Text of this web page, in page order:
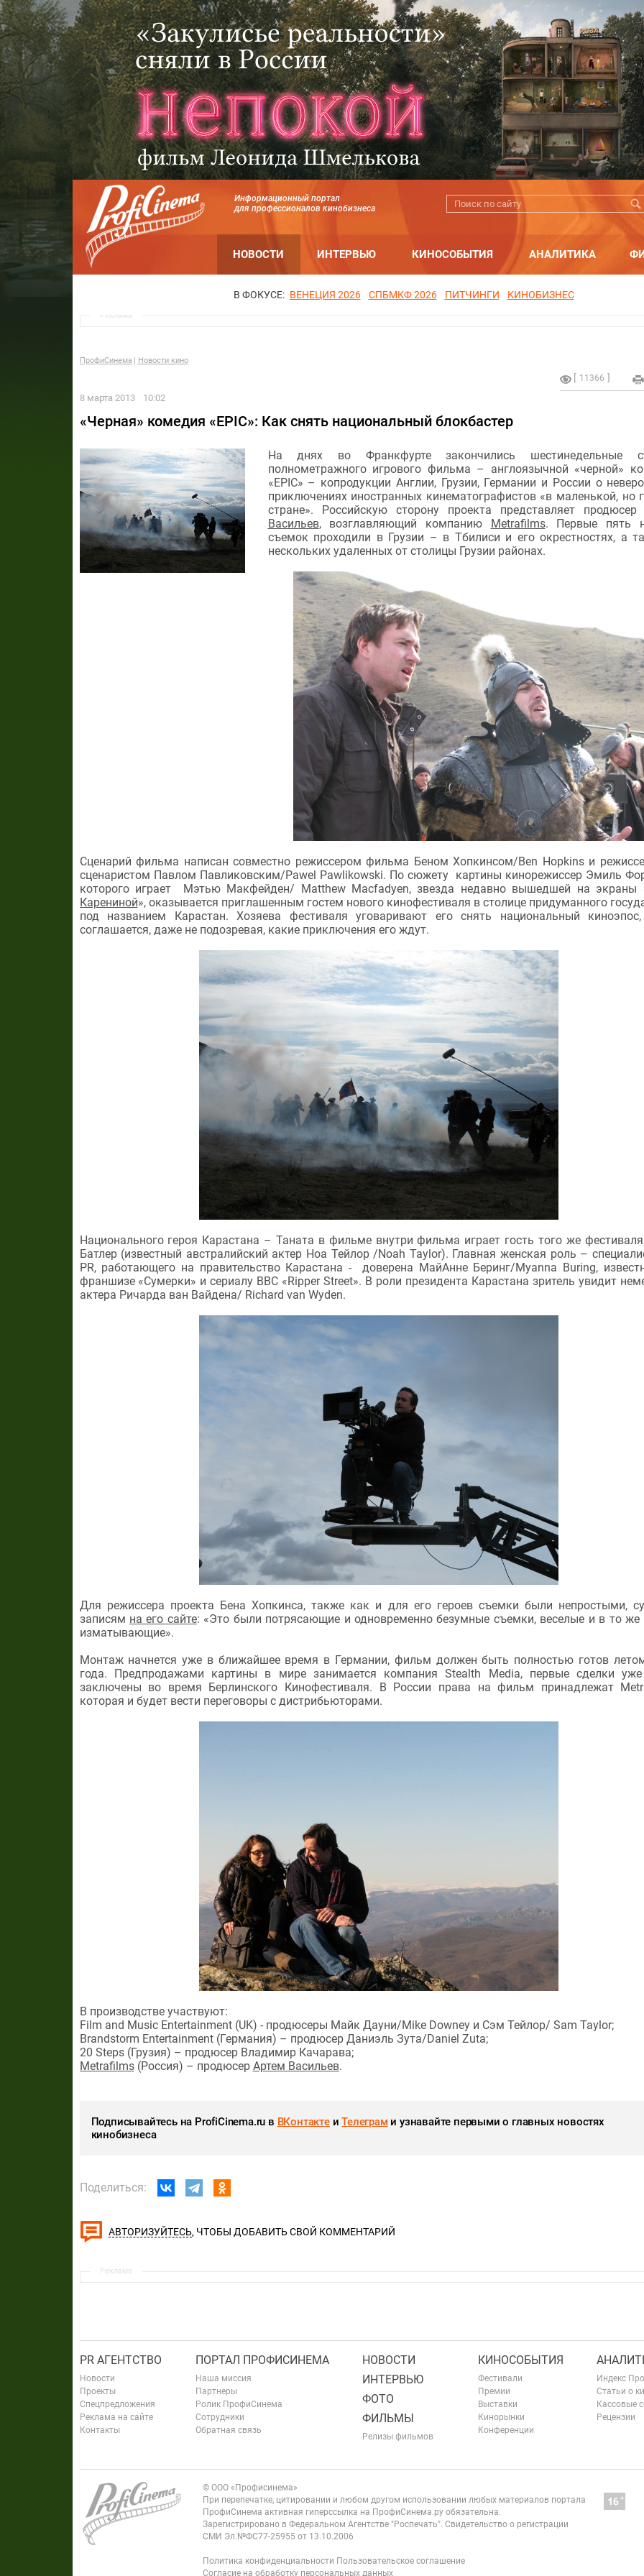
Информационный портал
для профессионалов кинобизнеса
НОВОСТИ ИНТЕРВЬЮ КИНОСОБЫТИЯ АНАЛИТИКА
В ФОКУСЕ: ВЕНЕЦИЯ 2026 СПБМКФ 2026 ПИТЧИНГИ КИНОБИЗНЕС
Реклама
ПрофиСинема Новости кино
11366
8 марта 2013 10:02
«Черная» комедия «EPIC»: Как снять национальный блокбастер
На днях во Франкфурте закончились шестинедельные
полнометражного игрового фильма – англоязычной «черной»
«EPIC» – копродукции Англии, Грузии, Германии и России о
приключениях иностранных кинематографистов «в маленькой, но
стране». Российскую сторону проекта представляет продюсер
Васильев, возглавляющий компанию Metrafilms. Первые пять
съемок проходили в Грузии – в Тбилиси и его окрестностях, а
нескольких удаленных от столицы Грузии районах.
Сценарий фильма написан совместно режиссером фильма Беном Хопкинсом/Ben Hopkins и
сценаристом Павлом Павликовским/Pawel Pawlikowski. По сюжету картины кинорежиссер Эмиль
которого играет Мэтью Макфейден/ Matthew Macfadyen, звезда недавно вышедшей на экраны
Карениной», оказывается приглашенным гостем нового кинофестиваля в столице придуманного
под названием Карастан. Хозяева фестиваля уговаривают его снять национальный
соглашается, даже не подозревая, какие приключения его ждут.
Национального героя Карастана – Таната в фильме внутри фильма играет гость того же
Батлер (известный австралийский актер Ноа Тейлор /Noah Taylor). Главная женская роль –
PR, работающего на правительство Карастана - доверена МайАнне Беринг/Myanna Buring,
франшизе «Сумерки» и сериалу BBC «Ripper Street». В роли президента Карастана зритель увидит
актера Ричарда ван Вайдена/ Richard van Wyden.
Для режиссера проекта Бена Хопкинса, также как и для его героев съемки были непростыми,
записям на его сайте: «Это были потрясающие и одновременно безумные съемки, веселые и в то же
изматывающие».
Монтаж начнется уже в ближайшее время в Германии, фильм должен быть полностью готов
года. Предпродажами картины в мире занимается компания Stealth Media, первые сделки
заключены во время Берлинского Кинофестиваля. В России права на фильм принадлежат
которая и будет вести переговоры с дистрибьюторами.
В производстве участвуют:
Film and Music Entertainment (UK) - продюсеры Майк Дауни/Mike Downey и Сэм Тейлор/ Sam Taylor;
Brandstorm Entertainment (Германия) – продюсер Даниэль Зута/Daniel Zuta;
20 Steps (Грузия) – продюсер Владимир Качарава;
Metrafilms(Россия) – продюсер Артем Васильев.
Подписывайтесь на ProfiCinema.ru в ВКонтактеиТелеграми узнавайте первыми о главных новостях
кинобизнеса
Поделиться:
АВТОРИЗУЙТЕСЬ, ЧТОБЫ ДОБАВИТЬ СВОЙ КОММЕНТАРИЙ
Реклама
PR АГЕНТСТВО
Новости
Проекты
Спецпредложения
Реклама на сайте
Контакты
ПОРТАЛ ПРОФИСИНЕМА
Наша миссия
Партнеры
Ролик ПрофиСинема
Сотрудники
Обратная связь
НОВОСТИ
ИНТЕРВЬЮ
ФОТО
ФИЛЬМЫ
Релизы фильмов
КИНОСОБЫТИЯ
Фестивали
Премии
Выставки
Кинорынки
Конференции
Индекс
Статьи о
Кассовые
Рецензии
© ООО «Профисинема»
При перепечатке, цитировании и любом другом использовании любых материалов портала
ПрофиСинема активная гиперссылка на ПрофиСинема.ру обязательна.
Зарегистрировано в Федеральном Агентстве "Роспечать". Свидетельство о регистрации
СМИ Эл.№ФС77-25955 от 13.10.2006
Политика конфиденциальности Пользовательское соглашение
Согласие на обработку персональных данных